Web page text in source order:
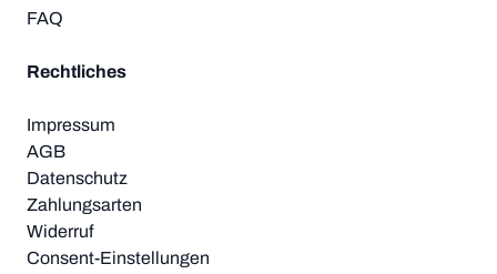
FAQ
Rechtliches
Impressum
AGB
Datenschutz
Zahlungsarten
Widerruf
Consent-Einstellungen